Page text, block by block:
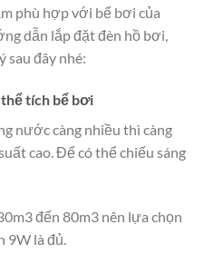
phù hợp với bể bơi của
dẫn lắp đặt đèn hồ bơi,
sau đây nhé:
tích bể bơi
nước càng nhiều thì càng
cao. Để có thể chiếu sáng
đến 80m3 nên lựa chọn
9W là đủ.